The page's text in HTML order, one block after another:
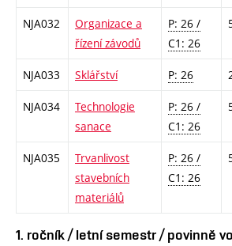
NJA032
Organizace a
řízení závodů
P: 26 /
C1: 26
NJA033 Sklářství P: 26
NJA034
Technologie
sanace
P: 26 /
C1: 26
NJA035
Trvanlivost
stavebních
materiálů
P: 26 /
C1: 26
1. ročník / letní semestr / povinně